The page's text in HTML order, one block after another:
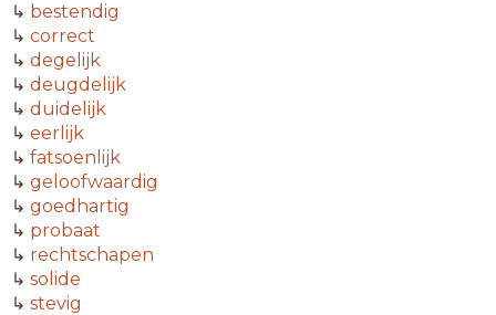
↳ bestendig
↳ correct
↳ degelijk
↳ deugdelijk
↳ duidelijk
↳ eerlijk
↳ fatsoenlijk
↳ geloofwaardig
↳ goedhartig
↳ probaat
↳ rechtschapen
↳ solide
↳ stevig